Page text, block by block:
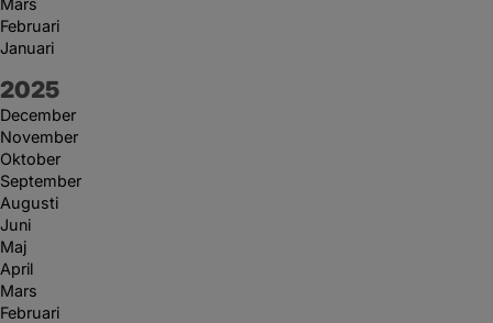
Februari
Januari
År:
2025
December
November
Oktober
September
Augusti
Juni
Maj
April
Mars
Februari